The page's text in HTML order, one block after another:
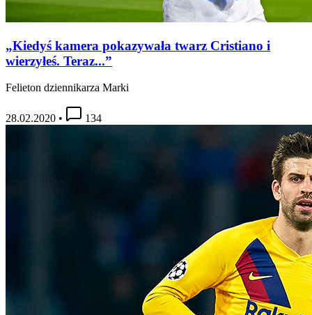
„Kiedyś kamera pokazywała twarz Cristiano i
wierzyłeś. Teraz...”
Felieton dziennikarza Marki
28.02.2020 • 134